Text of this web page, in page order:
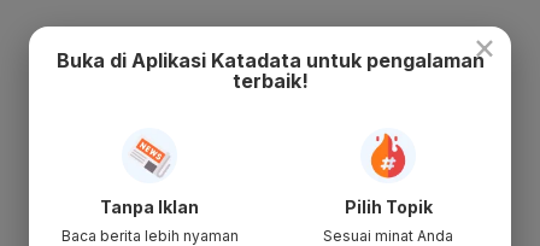
Rugi turun 54% menjadi US$ 115 juta
Rugi operasional turun 63% menjadi US$
Pendapatan naik 24% menjadi US$ 653
juta, dengan rincian sebagai berikut:
GrabFood, Grab Express: naik 19%
×
Buka di Aplikasi Katadata untuk pengalaman
terbaik!
Tanpa Iklan
Baca berita lebih nyaman
Pilih Topik
Sesuai minat Anda